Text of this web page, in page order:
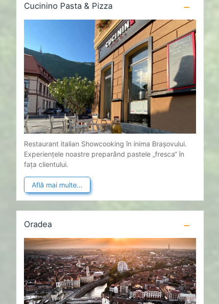
Cucinino Pasta & Pizza
Restaurant italian Showcooking în inima Brașovului.
Experiențele noastre preparând pastele „fresca“ în
fața clientului.
Află mai multe...
Oradea